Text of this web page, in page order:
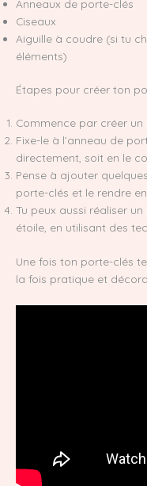
Anneaux de porte-clés
Ciseaux
Aiguille à coudre (si tu
éléments)
Étapes pour créer ton
Commence par créer
Fixe-le à l’anneau de
directement, soit en le
Pense à ajouter
porte-clés et le rendre
Tu peux aussi réaliser
étoile, en utilisant des
Une fois ton porte-clés
la fois pratique et